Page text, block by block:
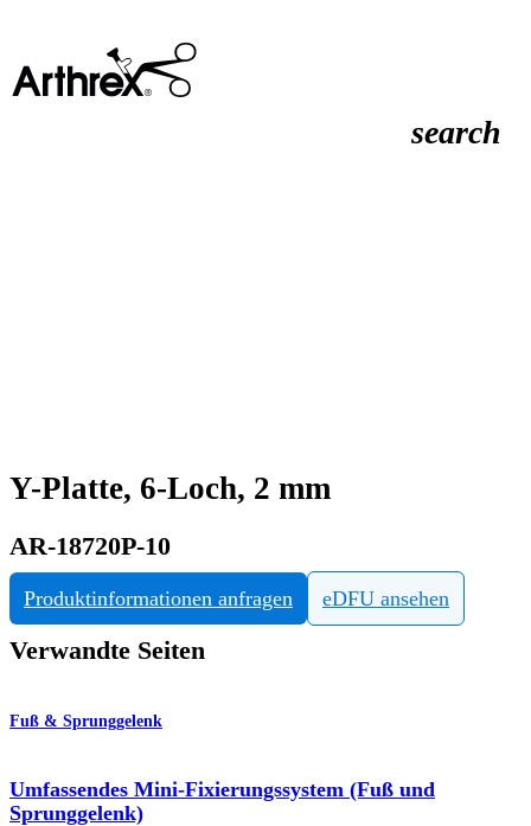
search
Y-Platte, 6-Loch, 2 mm
AR-18720P-10
Produktinformationen anfragen eDFU ansehen
Verwandte Seiten
Fuß & Sprunggelenk
Umfassendes Mini-Fixierungssystem (Fuß und
Sprunggelenk)